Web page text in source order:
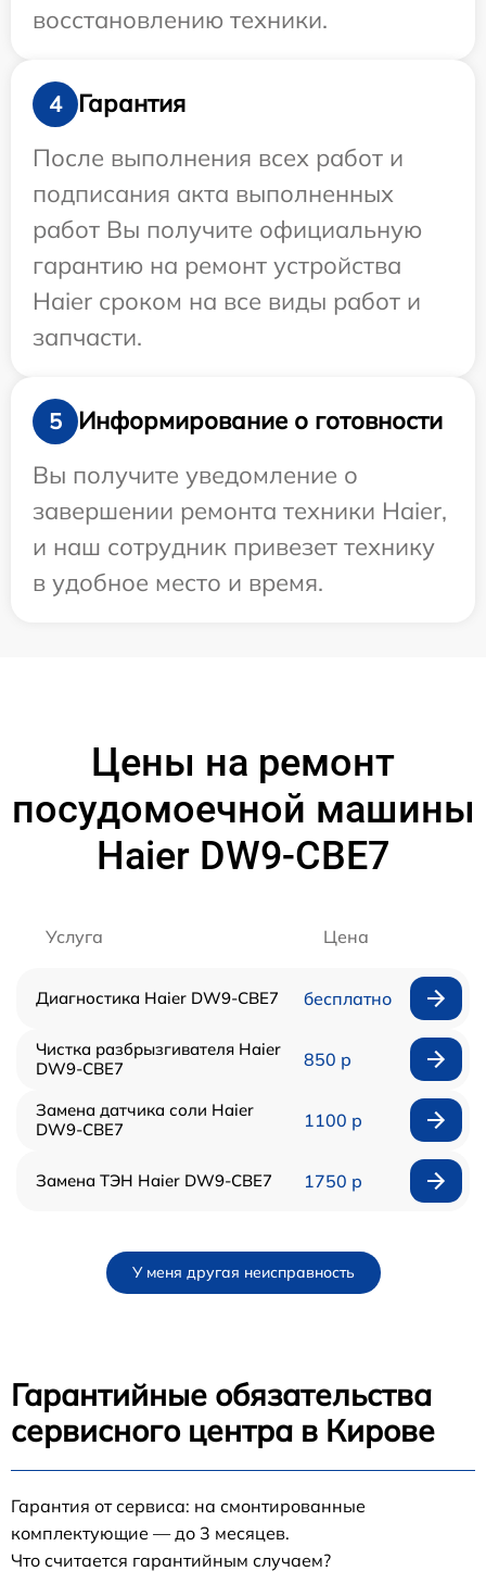
восстановлению техники.
4
Гарантия
После выполнения всех работ и
подписания акта выполненных
работ Вы получите официальную
гарантию на ремонт устройства
Haier сроком на все виды работ и
запчасти.
5
Информирование о готовности
Вы получите уведомление о
завершении ремонта техники Haier,
и наш сотрудник привезет технику
в удобное место и время.
Цены на ремонт
посудомоечной машины
Haier DW9-CBE7
Услуга Цена
Диагностика Haier DW9-CBE7 бесплатно
Чистка разбрызгивателя Haier
DW9-CBE7
850 р
Замена датчика соли Haier
DW9-CBE7
1100 р
Замена ТЭН Haier DW9-CBE7 1750 р
У меня другая неисправность
Гарантийные обязательства
сервисного центра в Кирове
Гарантия от сервиса: на смонтированные
комплектующие — до 3 месяцев.
Что считается гарантийным случаем?